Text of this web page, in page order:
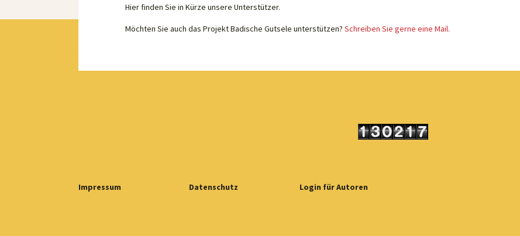
Hier finden Sie in Kürze unsere Unterstützer.
Möchten Sie auch das Projekt Badische Gutsele unterstützen?Schreiben Sie gerne eine Mail.
Impressum Datenschutz Login für Autoren